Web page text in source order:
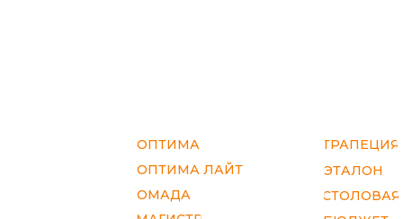
ЭТАЛОН
ТРАПЕЦИЯ
СТОЛОВАЯ
ОПТИМА ЛАЙТ
ОПТИМА
ОМАДА